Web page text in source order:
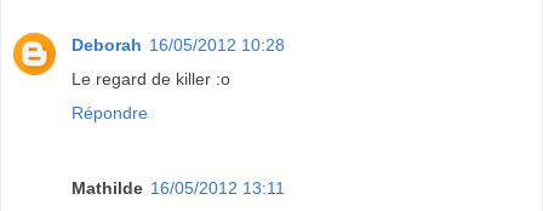
Deborah 16/05/2012 10:28
Le regard de killer :o
Répondre
Mathilde 16/05/2012 13:11